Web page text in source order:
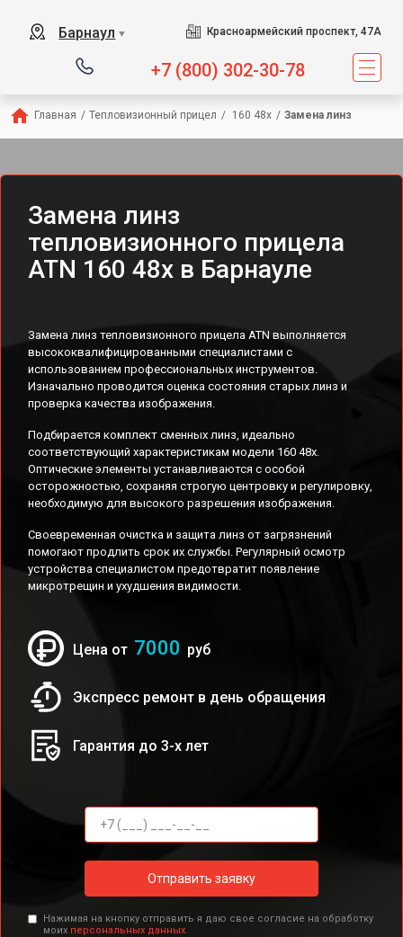
Барнаул ▼ Красноармейский проспект, 47А
+7 (800) 302-30-78
Главная / Тепловизионный прицел / 160 48x / Замена линз
Замена линз
тепловизионного прицела
ATN 160 48x в Барнауле
Замена линз тепловизионного прицела ATN выполняется
высококвалифицированными специалистами с
использованием профессиональных инструментов.
Изначально проводится оценка состояния старых линз и
проверка качества изображения.
Подбирается комплект сменных линз, идеально
соответствующий характеристикам модели 160 48x.
Оптические элементы устанавливаются с особой
осторожностью, сохраняя строгую центровку и регулировку,
необходимую для высокого разрешения изображения.
Своевременная очистка и защита линз от загрязнений
помогают продлить срок их службы. Регулярный осмотр
устройства специалистом предотвратит появление
микротрещин и ухудшения видимости.
Цена от 7000 руб
Экспресс ремонт в день обращения
Гарантия до 3-х лет
Отправить заявку
Нажимая на кнопку отправить я даю свое согласие на обработку
моих персональных данных.